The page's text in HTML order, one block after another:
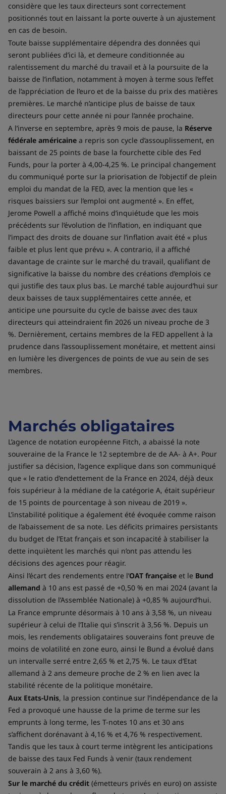
considère que les taux directeurs sont correctement
positionnés tout en laissant la porte ouverte à un ajustement
en cas de besoin.
Toute baisse supplémentaire dépendra des données qui
seront publiées d’ici là, et demeure conditionnée au
ralentissement du marché du travail et à la poursuite de la
baisse de l’inflation, notamment à moyen à terme sous l’effet
de l’appréciation de l’euro et de la baisse du prix des matières
premières. Le marché n’anticipe plus de baisse de taux
directeurs pour cette année ni pour l’année prochaine.
A l’inverse en septembre, après 9 mois de pause, la Réserve
fédérale américaine a repris son cycle d’assouplissement, en
baissant de 25 points de base la fourchette cible des Fed
Funds, pour la porter à 4,00-4,25 %. Le principal changement
du communiqué porte sur la priorisation de l’objectif de plein
emploi du mandat de la FED, avec la mention que les «
risques baissiers sur l’emploi ont augmenté ». En effet,
Jerome Powell a affiché moins d’inquiétude que les mois
précédents sur l’évolution de l’inflation, en indiquant que
l’impact des droits de douane sur l’inflation avait été « plus
faible et plus lent que prévu ». A contrario, il a affiché
davantage de crainte sur le marché du travail, qualifiant de
significative la baisse du nombre des créations d’emplois ce
qui justifie des taux plus bas. Le marché table aujourd’hui sur
deux baisses de taux supplémentaires cette année, et
anticipe une poursuite du cycle de baisse avec des taux
directeurs qui atteindraient fin 2026 un niveau proche de 3
%. Dernièrement, certains membres de la FED appellent à la
prudence dans l’assouplissement monétaire, et mettent ainsi
en lumière les divergences de points de vue au sein de ses
membres.
Marchés obligataires
L’agence de notation européenne Fitch, a abaissé la note
souveraine de la France le 12 septembre de de AA- à A+. Pour
justifier sa décision, l’agence explique dans son communiqué
que « le ratio d’endettement de la France en 2024, déjà deux
fois supérieur à la médiane de la catégorie A, était supérieur
de 15 points de pourcentage à son niveau de 2019 ».
L’instabilité politique a également été évoquée comme raison
de l’abaissement de sa note. Les déficits primaires persistants
du budget de l’Etat français et son incapacité à stabiliser la
dette inquiètent les marchés qui n’ont pas attendu les
décisions des agences pour réagir.
Ainsi l’écart des rendements entre l’OAT française et le Bund
allemand à 10 ans est passé de +0,50 % en mai 2024 (avant la
dissolution de l’Assemblée Nationale) à +0,85 % aujourd’hui.
La France emprunte désormais à 10 ans à 3,58 %, un niveau
supérieur à celui de l’Italie qui s’inscrit à 3,56 %. Depuis un
mois, les rendements obligataires souverains font preuve de
moins de volatilité en zone euro, ainsi le Bund a évolué dans
un intervalle serré entre 2,65 % et 2,75 %. Le taux d’Etat
allemand à 2 ans demeure proche de 2 % en lien avec la
stabilité récente de la politique monétaire.
Aux Etats-Unis, la pression continue sur l’indépendance de la
Fed a provoqué une hausse de la prime de terme sur les
emprunts à long terme, les T-notes 10 ans et 30 ans
s’affichent dorénavant à 4,16 % et 4,76 % respectivement.
Tandis que les taux à court terme intègrent les anticipations
de baisse des taux Fed Funds à venir (taux rendement
souverain à 2 ans à 3,60 %).
Sur le marché du crédit (émetteurs privés en euro) on assiste